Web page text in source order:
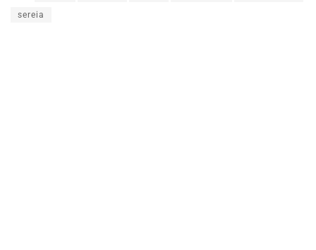
sereia